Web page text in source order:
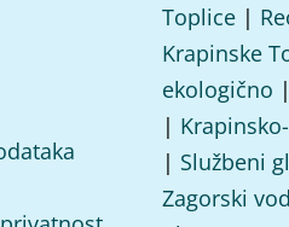
Toplice |
Krapinske
ekologično |
|
| Službeni
Zagorski